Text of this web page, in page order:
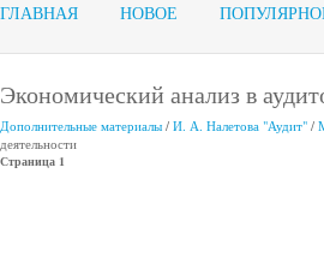
ГЛАВНАЯ НОВОЕ
Экономический анализ в
Дополнительные материалы / И. А. Налетова "Аудит" /
деятельности
Страница 1